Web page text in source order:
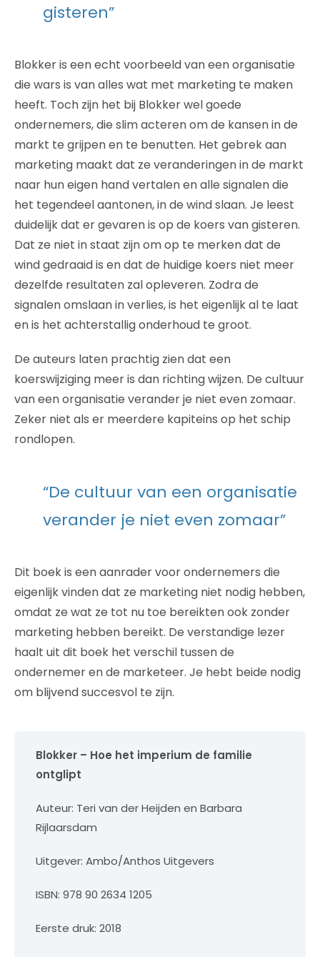
gisteren”
Blokker is een echt voorbeeld van een organisatie
die wars is van alles wat met marketing te maken
heeft. Toch zijn het bij Blokker wel goede
ondernemers, die slim acteren om de kansen in de
markt te grijpen en te benutten. Het gebrek aan
marketing maakt dat ze veranderingen in de markt
naar hun eigen hand vertalen en alle signalen die
het tegendeel aantonen, in de wind slaan. Je leest
duidelijk dat er gevaren is op de koers van gisteren.
Dat ze niet in staat zijn om op te merken dat de
wind gedraaid is en dat de huidige koers niet meer
dezelfde resultaten zal opleveren. Zodra de
signalen omslaan in verlies, is het eigenlijk al te laat
en is het achterstallig onderhoud te groot.
De auteurs laten prachtig zien dat een
koerswijziging meer is dan richting wijzen. De cultuur
van een organisatie verander je niet even zomaar.
Zeker niet als er meerdere kapiteins op het schip
rondlopen.
“De cultuur van een organisatie
verander je niet even zomaar”
Dit boek is een aanrader voor ondernemers die
eigenlijk vinden dat ze marketing niet nodig hebben,
omdat ze wat ze tot nu toe bereikten ook zonder
marketing hebben bereikt. De verstandige lezer
haalt uit dit boek het verschil tussen de
ondernemer en de marketeer. Je hebt beide nodig
om blijvend succesvol te zijn.
Blokker – Hoe het imperium de familie
ontglipt
Auteur: Teri van der Heijden en Barbara
Rijlaarsdam
Uitgever: Ambo/Anthos Uitgevers
ISBN: 978 90 2634 1205
Eerste druk: 2018